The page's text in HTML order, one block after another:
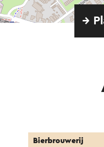
→
Bierbrouwerij